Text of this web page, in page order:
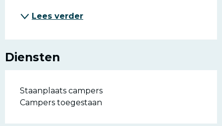
Lees verder
Diensten
Staanplaats campers
Campers toegestaan